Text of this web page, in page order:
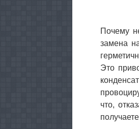
Почему
замена
Это
что,